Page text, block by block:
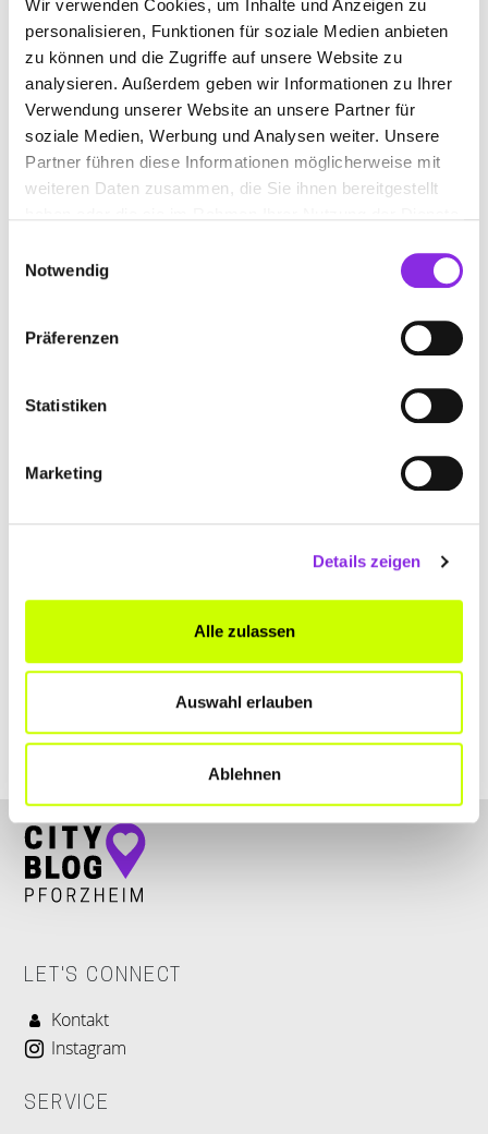
Wir verwenden Cookies, um Inhalte und Anzeigen zu
personalisieren, Funktionen für soziale Medien anbieten
zu können und die Zugriffe auf unsere Website zu
analysieren. Außerdem geben wir Informationen zu Ihrer
Verwendung unserer Website an unsere Partner für
soziale Medien, Werbung und Analysen weiter. Unsere
Partner führen diese Informationen möglicherweise mit
weiteren Daten zusammen, die Sie ihnen bereitgestellt
Notwendig
Präferenzen
Statistiken
Marketing
Details zeigen
Alle zulassen
Auswahl erlauben
Ablehnen
Jetzt geöffnet
DER HÖRAKUSTIKER GROEBEL
Bahnhofstraße 43| 75417 Mühlacker DE
+497041816933
Goethestraße 4| 75173 Pforzheim DE
www.boehm-hoerakustik.de
LET'S CONNECT
Kontakt
Instagram
SERVICE